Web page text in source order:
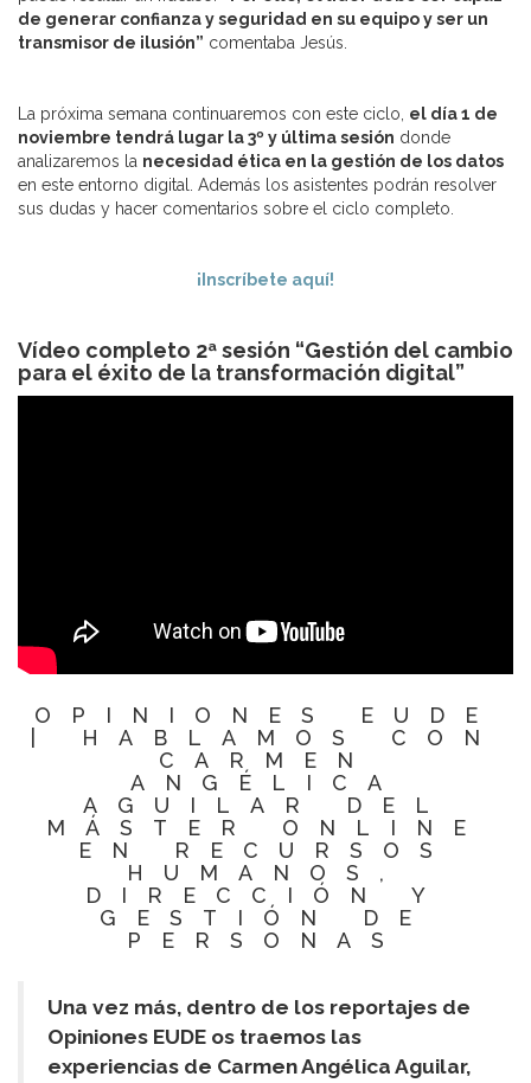
de generar confianza y seguridad en su equipo y ser un
transmisor de ilusión” comentaba Jesús.
La próxima semana continuaremos con este ciclo, el día 1 de
noviembre tendrá lugar la 3º y última sesión donde
analizaremos la necesidad ética en la gestión de los datos
en este entorno digital. Además los asistentes podrán resolver
sus dudas y hacer comentarios sobre el ciclo completo.
¡Inscríbete aquí!
Vídeo completo 2ª sesión “Gestión del cambio
para el éxito de la transformación digital”
OPINIONES EUDE
| HABLAMOS CON
CARMEN
ANGÉLICA
AGUILAR DEL
MÁSTER ONLINE
EN RECURSOS
HUMANOS,
DIRECCIÓN Y
GESTIÓN DE
PERSONAS
Una vez más, dentro de los reportajes de
Opiniones EUDE os traemos las
experiencias de Carmen Angélica Aguilar,